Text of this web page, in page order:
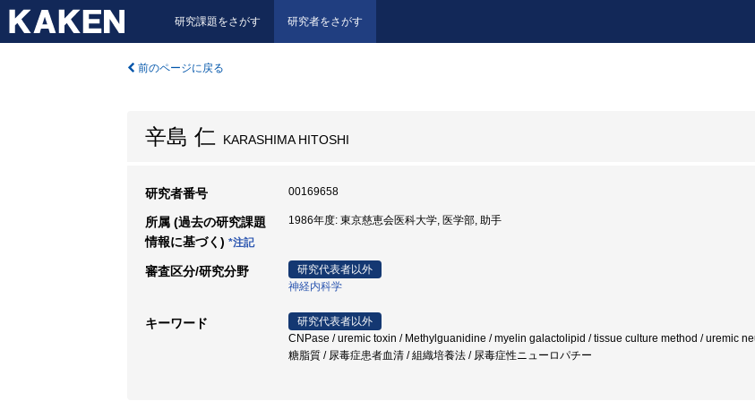
研究課題をさがす 研究者をさがす
前のページに戻る
辛島 仁 KARASHIMA HITOSHI
研究者番号 00169658
所属 (過去の研究課題
情報に基づく) *注記
1986年度: 東京慈恵会医科大学, 医学部, 助手
審査区分/研究分野
研究代表者以外
神経内科学
キーワード
研究代表者以外
CNPase / uremic toxin / Methylguanidine / myelin galactolipid / tissue culture method / uremic
糖脂質 / 尿毒症患者血清 / 組織培養法 / 尿毒症性ニューロパチー